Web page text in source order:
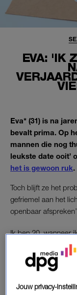
EVA: 'IK
Eva* (31) is na
bevalt prima. Op
mannen die nog
leukste date ooit’
het is gewoon ruk.
Toch blijft ze het
gefriemel aan het
openbaar
Ik ben 20, wanneer
met wie ik in
erg grappig.
Mijn vorige relatie
Jouw privacy-